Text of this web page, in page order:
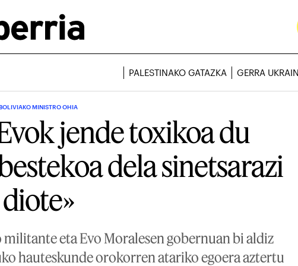
PALESTINAKO GATAZKA GERRA
MINISTRO OHIA
jende toxikoa du
dela sinetsarazi
diote»
eta Evo Moralesen gobernuan bi aldiz
hauteskunde orokorren atariko egoera aztertu